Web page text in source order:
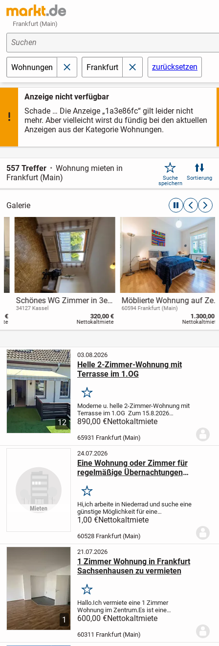
Frankfurt (Main)
Anzeige nicht verfügbar
Schade … Die Anzeige „1a3e86fc“ gilt leider nicht
mehr. Aber vielleicht wirst du fündig bei den aktuellen
Anzeigen aus der Kategorie Wohnungen.
Suchen
Wohnungen schließenFrankfurt schließenzurücksetzen
557 Treffer
Wohnung mieten in
Frankfurt (Main)
Suche
speichern
Sortierung
Galerie automatische
Schönes WG Zimmer in 3er
WG im Philippinenhöfer
Weg
34127 Kassel
320,00 €
Nettokaltmiete
Möblierte Wohnung auf Zeit
zu vermieten:
60594 Frankfurt (Main)
1.300,00 €
Nettokaltmiete
12
03.08.2026
Helle 2-Zimmer-Wohnung mit
Terrasse im 1.OG
Merken
Moderne u. helle 2-Zimmer-Wohnung mit
Terrasse im 1.OG Zum 15.8.2026
Moderne und helle 2-Zimmer-Wohnung
Sindlingen, 65931 Frankfurt am Main
890 €...
890,00 €Nettokaltmiete
65931 Frankfurt (Main)
24.07.2026
Eine Wohnung oder Zimmer für
regelmäßige Übernachtungen
Merken
Hi,ich arbeite in Niederrad und suche eine
günstige Möglichkeit für eine
Übernachtung. Es werden keine
Bad und zwei Handtücher sollten
Die...
1,00 €Nettokaltmiete
60528 Frankfurt (Main)
1
21.07.2026
1 Zimmer Wohnung in Frankfurt
Sachsenhausen zu vermieten
Merken
Hallo.Ich vermiete eine 1 Zimmer
Wohnung im Zentrum.Es ist eine
gepflegte Wohnung mit
Balkon.Außerdem einem 2 qm großen
Frei zum 1. Oktober.
600,00 €Nettokaltmiete
60311 Frankfurt (Main)